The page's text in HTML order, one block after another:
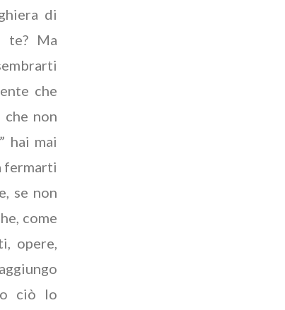
di
te? Ma
che
non
hai mai
fermarti
se non
come
opere,
ciò lo